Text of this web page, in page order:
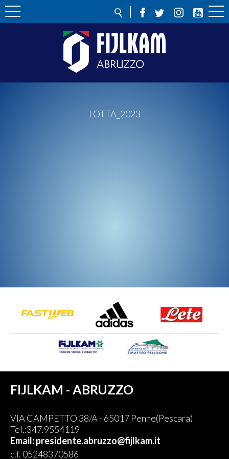
LOTTA_2023
FIJLKAM - ABRUZZO
VIA CAMPETTO 38/A - 65017 Penne(Pescara)
Tel.:347.9554119
Email: presidente.abruzzo@fijlkam.it
c.f. 05248370586